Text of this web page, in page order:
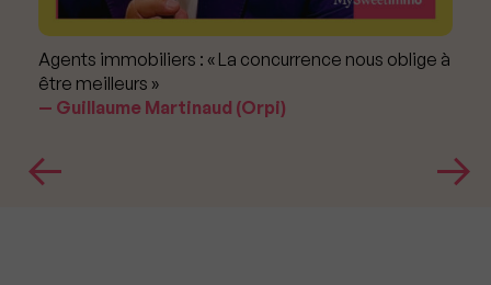
Agents immobiliers : « La concurrence nous oblige à
être meilleurs »
Guillaume Martinaud (Orpi)